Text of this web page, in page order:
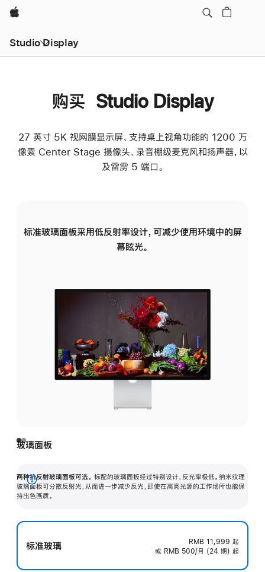
Apple
Studio Display
购买 Studio Display
27 英寸 5K 视网膜显示屏、支持桌上视角功能的 1200 万
像素 Center Stage 摄像头、录音棚级麦克风和扬声器，以
及雷雳 5 端口。
标准玻璃面板采用低反射率设计，可减少使用环境中的屏
幕眩光。
玻璃面板
两种抗反射玻璃面板可选。 标配的玻璃面板经过特别设计，反光率极低。纳米纹理
玻璃面板可分散反射光，从而进一步减少反光，即使在高亮光源的工作场所也能保
持出色画质。
展
开
标准玻璃 RMB 11,999 起
或 RMB 500/月 (24 期) 起